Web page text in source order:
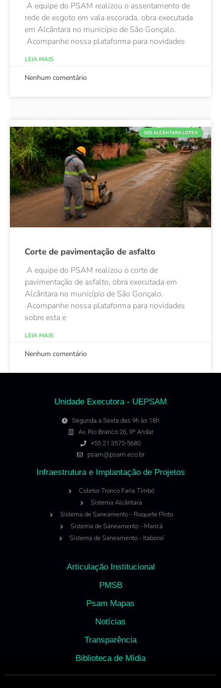
A equipe do PSAM realizou o assentamento de
rede de esgoto em vala escorada, obra executada
em Alcântara no município de São Gonçalo.
Acompanhe nossa plataforma para novidades
LEIA MAIS
Nenhum comentário
SES ALCÂNTARA LOTE II
Corte de pavimentação de asfalto
A equipe do PSAM realizou o corte de
pavimentação de asfalto, obra executada em
Alcântara no município de São Gonçalo.
Acompanhe nossa plataforma para novidades
sobre esta e
LEIA MAIS
Nenhum comentário
Unidade Executora - UEPSAM
Segunda a Sexta das 9h às 18h
Av. Rio Branco 26, 9º Andar
+55 21 3575-5680
psam@psam.eco.br
Infraestrutura e Implantação de Projetos
Coletor Tronco Faria Timbó
Sistema Alcântara
Sistema de Saneamento - Roquete Pinto
Sistema de Saneamento - Maricá
Sistema de Saneamento - Itaboraí
Articulação Institucional
PMSB
Psam Mapas
Notícias
Transparência
Biblioteca de Mídia